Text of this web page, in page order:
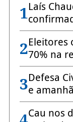
1Laís
2Eleitores
70% na
3Defesa
e amanhã
Cau nos